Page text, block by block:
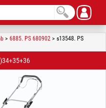
> 6885. PS 680902 > s13548. PS